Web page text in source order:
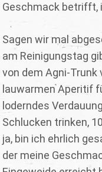
Geschmack betrifft,
Sagen wir mal
am Reinigungstag
von dem Agni-Trunk
lauwarmen Aperitif
loderndes
Schlucken trinken,
ja, bin ich ehrlich
der meine